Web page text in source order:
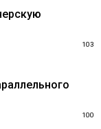
103
100